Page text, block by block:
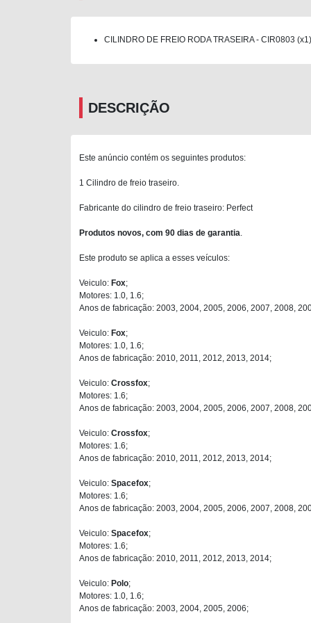
CILINDRO DE FREIO RODA TRASEIRA - CIR0803 (x1)
DESCRIÇÃO
Este anúncio contém os seguintes produtos:
1 Cilindro de freio traseiro.
Fabricante do cilindro de freio traseiro: Perfect
Produtos novos, com 90 dias de garantia
Este produto se aplica a esses veículos:
Veiculo: Fox;
Motores: 1.0, 1.6;
Anos de fabricação: 2003, 2004, 2005, 2006, 2007, 2008,
Veiculo: Fox;
Motores: 1.0, 1.6;
Anos de fabricação: 2010, 2011, 2012, 2013, 2014;
Veiculo: Crossfox;
Motores: 1.6;
Anos de fabricação: 2003, 2004, 2005, 2006, 2007, 2008,
Veiculo: Crossfox;
Motores: 1.6;
Anos de fabricação: 2010, 2011, 2012, 2013, 2014;
Veiculo: Spacefox;
Motores: 1.6;
Anos de fabricação: 2003, 2004, 2005, 2006, 2007, 2008,
Veiculo: Spacefox;
Motores: 1.6;
Anos de fabricação: 2010, 2011, 2012, 2013, 2014;
Veiculo: Polo;
Motores: 1.0, 1.6;
Anos de fabricação: 2003, 2004, 2005, 2006;